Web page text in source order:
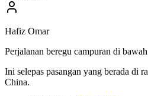
Hafiz Omar
Perjalanan beregu campuran di
Ini selepas pasangan yang berada di
China.